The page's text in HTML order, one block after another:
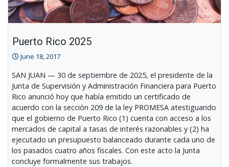
Puerto Rico 2025
June 18, 2017
SAN JUAN — 30 de septiembre de 2025, el presidente de la
Junta de Supervisión y Administración Financiera para Puerto
Rico anunció hoy que había emitido un certificado de
acuerdo con la sección 209 de la ley PROMESA atestiguando
que el gobierno de Puerto Rico (1) cuenta con acceso a los
mercados de capital a tasas de interés razonables y (2) ha
ejecutado un presupuesto balanceado durante cada uno de
los pasados cuatro años fiscales. Con este acto la Junta
concluye formalmente sus trabajos.